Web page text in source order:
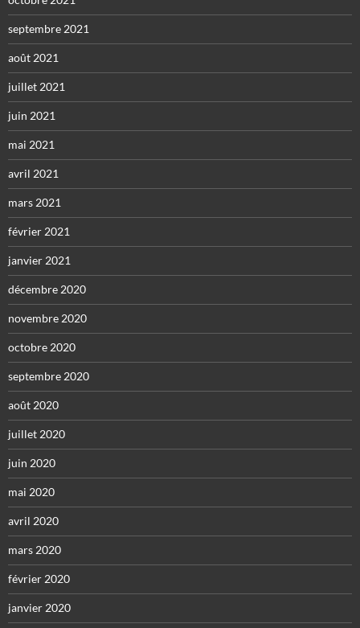
septembre 2021
août 2021
juillet 2021
juin 2021
mai 2021
avril 2021
mars 2021
février 2021
janvier 2021
décembre 2020
novembre 2020
octobre 2020
septembre 2020
août 2020
juillet 2020
juin 2020
mai 2020
avril 2020
mars 2020
février 2020
janvier 2020